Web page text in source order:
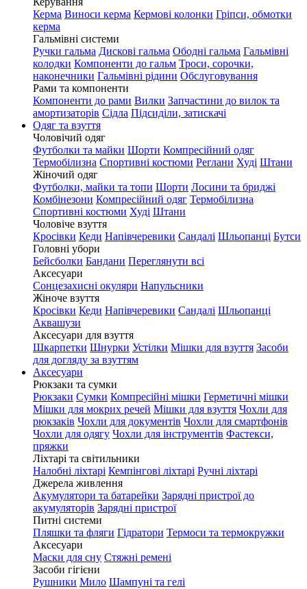
Керма Виноси керма Кермові колонки Гріпси, обмотки
керма
Гальмівні системи
Ручки гальма Дискові гальма Ободні гальма Гальмівні
колодки Компоненти до гальм Троси, сорочки,
наконечники Гальмівні рідини Обслуговування
Рами та компоненти
Компоненти до рами Вилки Запчастини до вилок та
амортизаторів Сідла Підсиділи, затискачі
Одяг та взуття
Чоловічий одяг
Футболки та майки Шорти Компресійний одяг
Термобілизна Спортивні костюми Реглани Худі Штани
Жіночий одяг
Футболки, майки та топи Шорти Лосини та бриджі
Комбінезони Компресійний одяг Термобілизна
Спортивні костюми Худі Штани
Чоловіче взуття
Кросівки Кеди Напівчеревики Сандалі Шльопанці Бутси
Головні убори
Бейсболки Бандани Переглянути всі
Аксесуари
Сонцезахисні окуляри Напульсники
Жіноче взуття
Кросівки Кеди Напівчеревики Сандалі Шльопанці
Аквашузи
Аксесуари для взуття
Шкарпетки Шнурки Устілки Мішки для взуття Засоби
для догляду за взуттям
Аксесуари
Рюкзаки та сумки
Рюкзаки Сумки Компресійні мішки Герметичні мішки
Мішки для мокрих речей Мішки для взуття Чохли для
рюкзаків Чохли для документів Чохли для смартфонів
Чохли для одягу Чохли для інструментів Фастекси,
пряжки
Ліхтарі та світильники
Налобні ліхтарі Кемпінгові ліхтарі Ручні ліхтарі
Джерела живлення
Акумулятори та батарейки Зарядні пристрої до
акумуляторів Зарядні пристрої
Питні системи
Пляшки та фляги Гідратори Термоси та термокружки
Аксесуари
Маски для сну Стяжні ремені
Засоби гігієни
Рушники Мило Шампуні та гелі